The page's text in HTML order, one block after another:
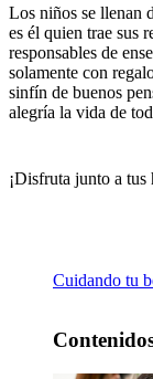
Los niños se llenan
es él quien trae sus
responsables de
solamente con
sinfín de buenos
alegría la vida de
¡Disfruta junto a
Cuidando tu